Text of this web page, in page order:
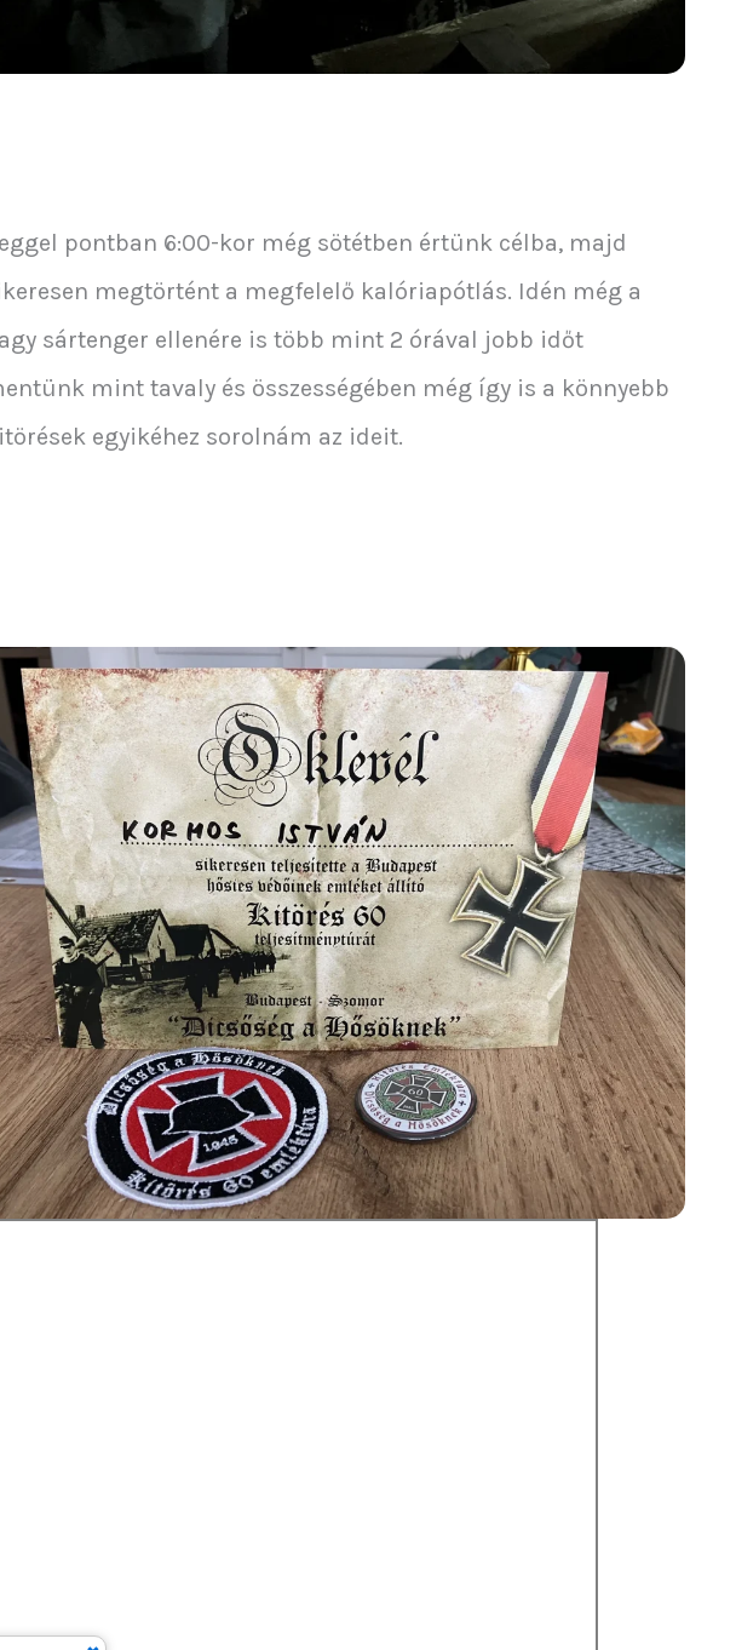
pontban 6:00-kor még sötétben értünk célba, majd
megtörtént a megfelelő kalóriapótlás. Idén még a
sártenger ellenére is több mint 2 órával jobb időt
mint tavaly és összességében még így is a könnyebb
egyikéhez sorolnám az ideit.